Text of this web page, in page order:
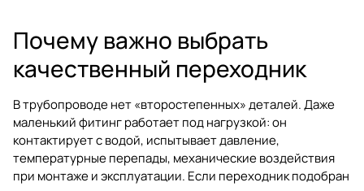
Почему важно выбрать
качественный переходник
В трубопроводе нет «второстепенных» деталей. Даже
маленький фитинг работает под нагрузкой: он
контактирует с водой, испытывает давление,
температурные перепады, механические воздействия
при монтаже и эксплуатации. Если переходник подобран